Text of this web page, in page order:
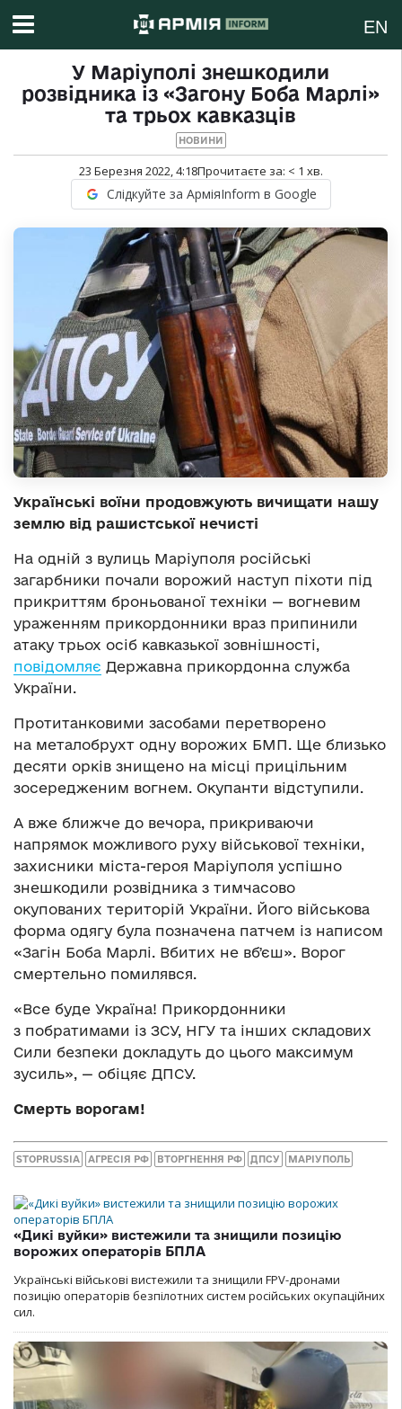
EN
У Маріуполі знешкодили
розвідника із «Загону Боба Марлі»
та трьох кавказців
НОВИНИ
23 Березня 2022, 4:18Прочитаєте за: < 1 хв.
Слідкуйте за АрміяInform в Google
Українські воїни продовжують вичищати нашу
землю від рашистської нечисті
На одній з вулиць Маріуполя російські
загарбники почали ворожий наступ піхоти під
прикриттям броньованої техніки — вогневим
ураженням прикордонники враз припинили
атаку трьох осіб кавказької зовнішності,
повідомляє Державна прикордонна служба
України.
Протитанковими засобами перетворено
на металобрухт одну ворожих БМП. Ще близько
десяти орків знищено на місці прицільним
зосередженим вогнем. Окупанти відступили.
А вже ближче до вечора, прикриваючи
напрямок можливого руху військової техніки,
захисники міста-героя Маріуполя успішно
знешкодили розвідника з тимчасово
окупованих територій України. Його військова
форма одягу була позначена патчем із написом
«Загін Боба Марлі. Вбитих не вбʼєш». Ворог
смертельно помилявся.
«Все буде Україна! Прикордонники
з побратимами із ЗСУ, НГУ та інших складових
Сили безпеки докладуть до цього максимум
зусиль», — обіцяє ДПСУ.
Смерть ворогам!
STOPRUSSIA АГРЕСІЯ РФ ВТОРГНЕННЯ РФ ДПСУ МАРІУПОЛЬ
«Дикі вуйки» вистежили та знищили позицію
ворожих операторів БПЛА
Українські військові вистежили та знищили FPV-дронами
позицію операторів безпілотних систем російських окупаційних
сил.